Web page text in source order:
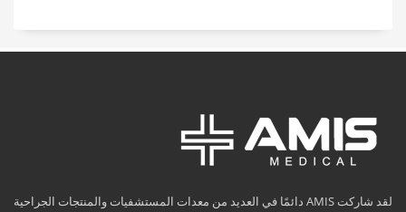
لقد شاركت AMIS دائمًا في العديد من معدات المستشفيات والمنتجات الجراحية